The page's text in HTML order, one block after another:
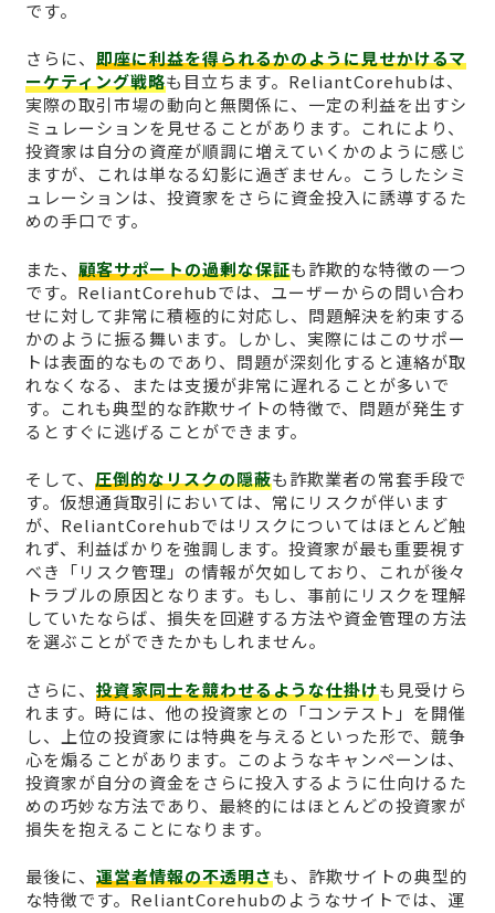
です。
さらに、 即座に利益を得られるかのように見せかけるマ
ーケティング戦略も目立ちます。ReliantCorehubは、
実際の取引市場の動向と無関係に、一定の利益を出すシ
ミュレーションを見せることがあります。これにより、
投資家は自分の資産が順調に増えていくかのように感じ
ますが、これは単なる幻影に過ぎません。こうしたシミ
ュレーションは、投資家をさらに資金投入に誘導するた
めの手口です。
また、 顧客サポートの過剰な保証も詐欺的な特徴の一つ
です。ReliantCorehubでは、ユーザーからの問い合わ
せに対して非常に積極的に対応し、問題解決を約束する
かのように振る舞います。しかし、実際にはこのサポー
トは表面的なものであり、問題が深刻化すると連絡が取
れなくなる、または支援が非常に遅れることが多いで
す。これも典型的な詐欺サイトの特徴で、問題が発生す
るとすぐに逃げることができます。
そして、 圧倒的なリスクの隠蔽も詐欺業者の常套手段で
す。仮想通貨取引においては、常にリスクが伴います
が、ReliantCorehubではリスクについてはほとんど触
れず、利益ばかりを強調します。投資家が最も重要視す
べき「リスク管理」の情報が欠如しており、これが後々
トラブルの原因となります。もし、事前にリスクを理解
していたならば、損失を回避する方法や資金管理の方法
を選ぶことができたかもしれません。
さらに、 投資家同士を競わせるような仕掛けも見受けら
れます。時には、他の投資家との「コンテスト」を開催
し、上位の投資家には特典を与えるといった形で、競争
心を煽ることがあります。このようなキャンペーンは、
投資家が自分の資金をさらに投入するように仕向けるた
めの巧妙な方法であり、最終的にはほとんどの投資家が
損失を抱えることになります。
最後に、 運営者情報の不透明さも、詐欺サイトの典型的
な特徴です。ReliantCorehubのようなサイトでは、運